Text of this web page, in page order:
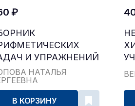
₽
И УПРАЖНЕНИЙ
НА...НАТАЛЬЯ
В КОРЗИНУ